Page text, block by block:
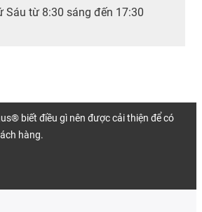
Sáu từ 8:30 sáng đến 17:30
biết điều gì nên được cải thiện để có
hàng.